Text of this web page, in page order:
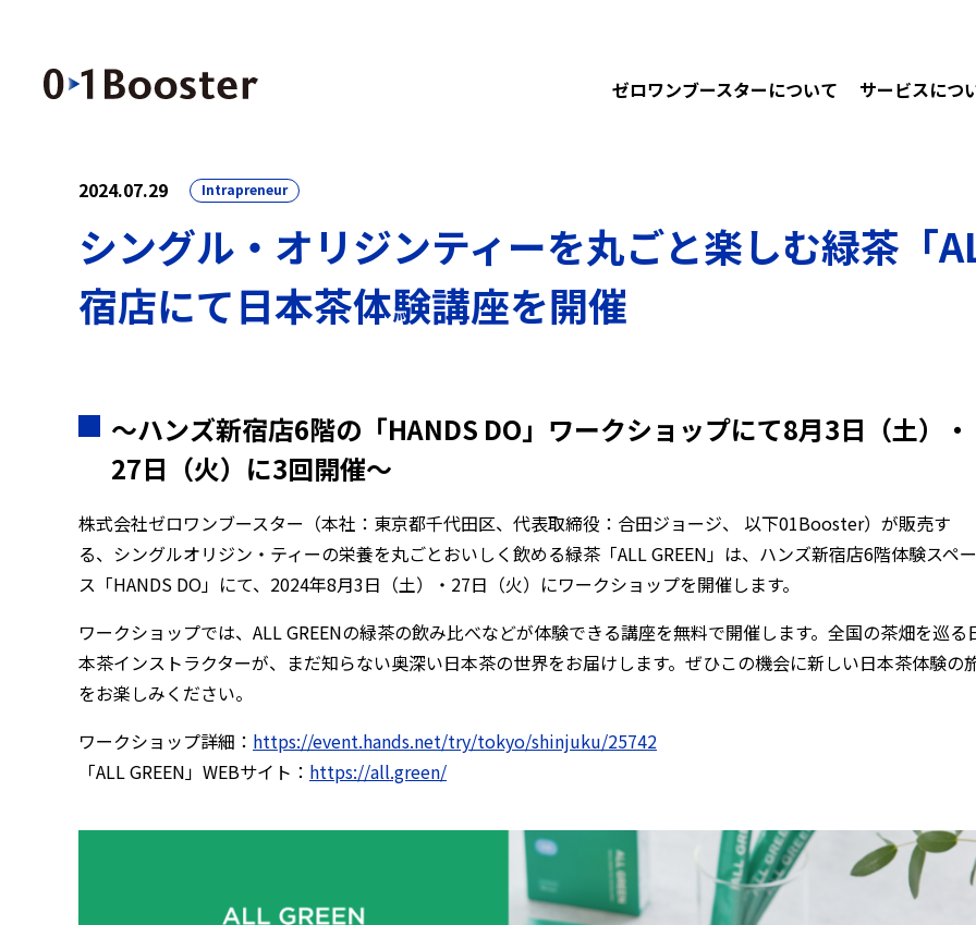
ゼロワンブースターについて サービスにつ
2024.07.29 Intrapreneur
シングル・オリジンティーを丸ごと楽しむ緑茶「
宿店にて日本茶体験講座を開催
〜ハンズ新宿店6階の「HANDS DO」ワークショップにて8月3日（土）・
27日（火）に3回開催〜
株式会社ゼロワンブースター（本社：東京都千代田区、代表取締役：合田ジョージ、 以下01Booster）が販売す
る、シングルオリジン・ティーの栄養を丸ごとおいしく飲める緑茶「ALL GREEN」は、ハンズ新宿店6階体験スペー
ス「HANDS DO」にて、2024年8月3日（土）・27日（火）にワークショップを開催します。
ワークショップでは、ALL GREENの緑茶の飲み比べなどが体験できる講座を無料で開催します。全国の茶畑を巡る
本茶インストラクターが、まだ知らない奥深い日本茶の世界をお届けします。ぜひこの機会に新しい日本茶体験の
をお楽しみください。
ワークショップ詳細： https://event.hands.net/try/tokyo/shinjuku/25742
「ALL GREEN」WEBサイト： https://all.green/